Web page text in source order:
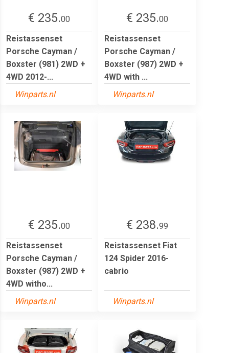
€ 235.00
Reistassenset
Porsche Cayman /
Boxster (981) 2WD +
4WD 2012-...
Winparts.nl
€ 235.00
Reistassenset
Porsche Cayman /
Boxster (987) 2WD +
4WD with ...
Winparts.nl
€ 235.00
Reistassenset
Porsche Cayman /
Boxster (987) 2WD +
4WD witho...
Winparts.nl
€ 238.99
Reistassenset Fiat
124 Spider 2016-
cabrio
Winparts.nl